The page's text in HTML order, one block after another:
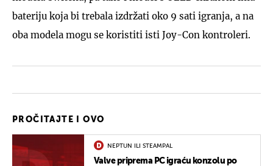
bateriju koja bi trebala izdržati oko 9 sati igranja, a na
oba modela mogu se koristiti isti Joy-Con kontroleri.
PROČITAJTE I OVO
NEPTUN ILI STEAMPAL
Valve priprema PC igraću konzolu po